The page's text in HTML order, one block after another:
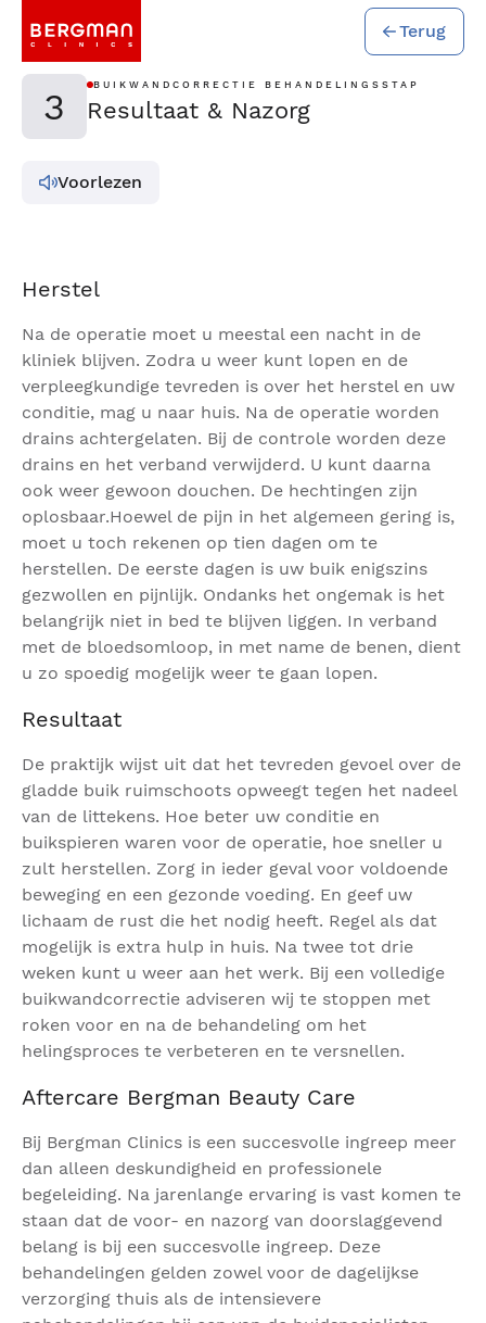
Terug
3 BUIKWANDCORRECTIE BEHANDELINGSSTAP
Resultaat & Nazorg
Voorlezen
Herstel
Na de operatie moet u meestal een nacht in de
kliniek blijven. Zodra u weer kunt lopen en de
verpleegkundige tevreden is over het herstel en uw
conditie, mag u naar huis. Na de operatie worden
drains achtergelaten. Bij de controle worden deze
drains en het verband verwijderd. U kunt daarna
ook weer gewoon douchen. De hechtingen zijn
oplosbaar.Hoewel de pijn in het algemeen gering is,
moet u toch rekenen op tien dagen om te
herstellen. De eerste dagen is uw buik enigszins
gezwollen en pijnlijk. Ondanks het ongemak is het
belangrijk niet in bed te blijven liggen. In verband
met de bloedsomloop, in met name de benen, dient
u zo spoedig mogelijk weer te gaan lopen.
Resultaat
De praktijk wijst uit dat het tevreden gevoel over de
gladde buik ruimschoots opweegt tegen het nadeel
van de littekens. Hoe beter uw conditie en
buikspieren waren voor de operatie, hoe sneller u
zult herstellen. Zorg in ieder geval voor voldoende
beweging en een gezonde voeding. En geef uw
lichaam de rust die het nodig heeft. Regel als dat
mogelijk is extra hulp in huis. Na twee tot drie
weken kunt u weer aan het werk. Bij een volledige
buikwandcorrectie adviseren wij te stoppen met
roken voor en na de behandeling om het
helingsproces te verbeteren en te versnellen.
Aftercare Bergman Beauty Care
Bij Bergman Clinics is een succesvolle ingreep meer
dan alleen deskundigheid en professionele
begeleiding. Na jarenlange ervaring is vast komen te
staan dat de voor- en nazorg van doorslaggevend
belang is bij een succesvolle ingreep. Deze
behandelingen gelden zowel voor de dagelijkse
verzorging thuis als de intensievere